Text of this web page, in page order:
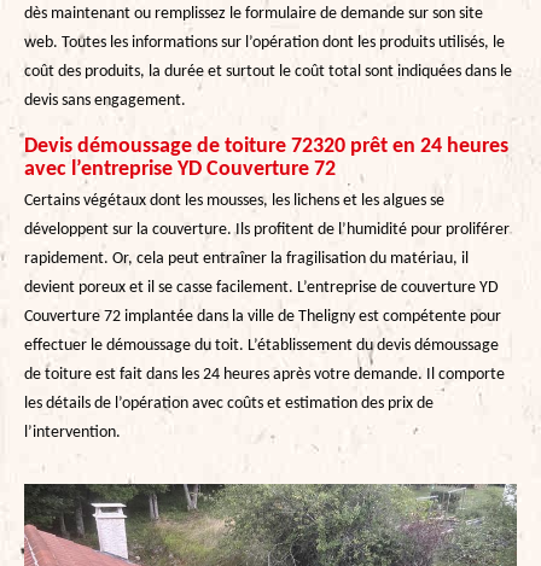
dès maintenant ou remplissez le formulaire de demande sur son site
web. Toutes les informations sur l’opération dont les produits utilisés, le
coût des produits, la durée et surtout le coût total sont indiquées dans le
devis sans engagement.
Devis démoussage de toiture 72320 prêt en 24 heures
avec l’entreprise YD Couverture 72
Certains végétaux dont les mousses, les lichens et les algues se
développent sur la couverture. Ils profitent de l’humidité pour proliférer
rapidement. Or, cela peut entraîner la fragilisation du matériau, il
devient poreux et il se casse facilement. L’entreprise de couverture YD
Couverture 72 implantée dans la ville de Theligny est compétente pour
effectuer le démoussage du toit. L’établissement du devis démoussage
de toiture est fait dans les 24 heures après votre demande. Il comporte
les détails de l’opération avec coûts et estimation des prix de
l’intervention.